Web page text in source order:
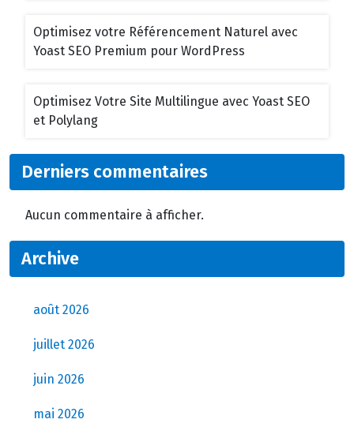
Optimisez votre Référencement Naturel avec
Yoast SEO Premium pour WordPress
Optimisez Votre Site Multilingue avec Yoast SEO
et Polylang
Derniers commentaires
Aucun commentaire à afficher.
Archive
août 2026
juillet 2026
juin 2026
mai 2026